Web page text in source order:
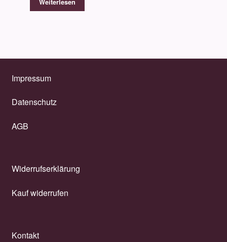
Weiterlesen
Impressum
Datenschutz
AGB
Widerrufserklärung
Kauf widerrufen
Kontakt